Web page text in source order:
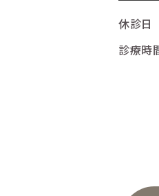
休診日
診療時